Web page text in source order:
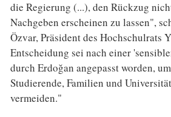
die Regierung (...), den Rückzug
Nachgeben erscheinen zu lassen",
Özvar, Präsident des Hochschulrats
Entscheidung sei nach einer
durch Erdoğan angepasst worden,
Studierende, Familien und
vermeiden."